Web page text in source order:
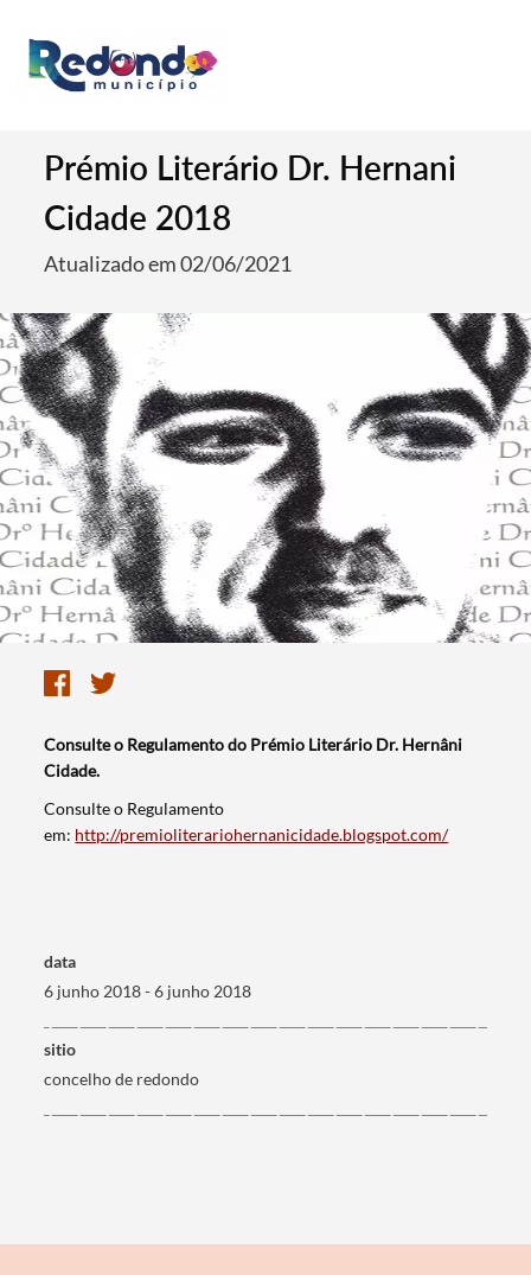
Prémio Literário Dr. Hernani
Cidade 2018
Atualizado em 02/06/2021
Consulte o Regulamento do Prémio Literário Dr. Hernâni
Cidade.
​Consulte o Regulamento
em: http://premioliterariohernanicidade.blogspot.com/
data
6 junho 2018 - 6 junho 2018
sitio
concelho de redondo